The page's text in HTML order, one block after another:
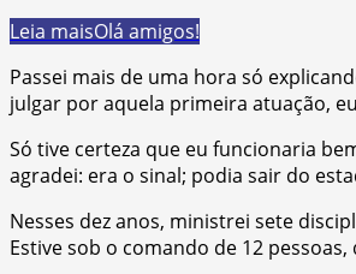
Leia maisOlá amigos!
Passei mais de uma hora só
julgar por aquela primeira atuação,
Só tive certeza que eu funcionaria
agradei: era o sinal; podia sair do
Nesses dez anos, ministrei sete
Estive sob o comando de 12